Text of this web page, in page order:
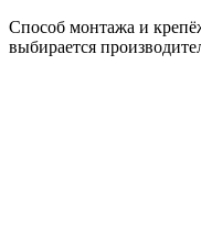
Способ монтажа и
выбирается